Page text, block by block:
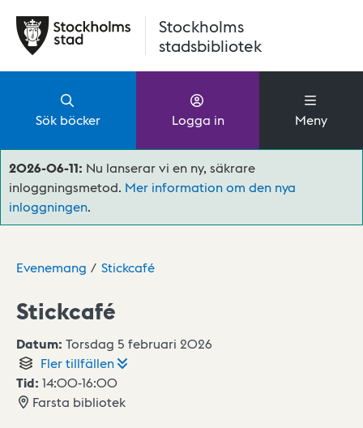
Stockholms
stadsbibliotek
Sök böcker Logga in Meny
2026-06-11: Nu lanserar vi en ny, säkrare
inloggningsmetod. Mer information om den nya
inloggningen.
Evenemang Stickcafé
Stickcafé
Datum: Torsdag 5 februari 2026
Flertillfällen
Tid: 14:00-16:00
Farsta bibliotek